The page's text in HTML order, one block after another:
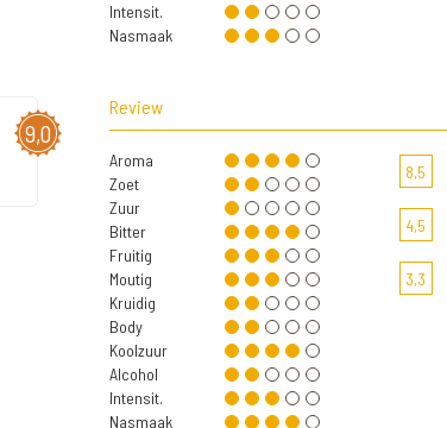
Intensit.
Nasmaak
9,0
Review
Aroma
Zoet
Zuur
Bitter
Fruitig
Moutig
Kruidig
Body
Koolzuur
Alcohol
Intensit.
Nasmaak
8,5
4,5
3,3